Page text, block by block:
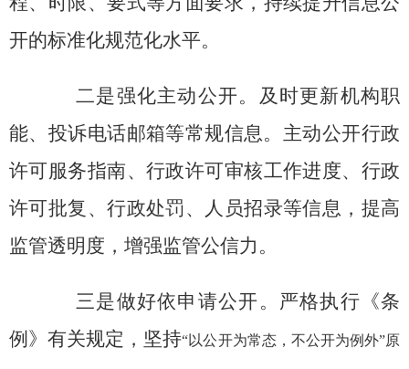
开的标准化规范化水平。
二是强化主动公开。 及时更新机构职
能、投诉电话邮箱等常规信息。 主动公开行政
许可服务指南、 行政许可审核工作进度、行政
许可批复、行政处罚、人员招录等信息 ，提高
监管透明度，增强监管公信力。
三是做好依申请公开。严格执行《条
例》有关规定， 坚持“以公开为常态，不公开为例外”原